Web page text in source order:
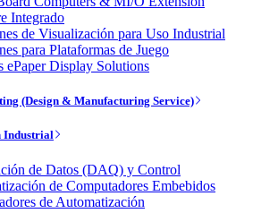
Integrado
de Visualización para Uso Industrial
para Plataformas de Juego
ePaper Display Solutions
(Design & Manufacturing Service)
Industrial
de Datos (DAQ) y Control
de Computadores Embebidos
de Automatización